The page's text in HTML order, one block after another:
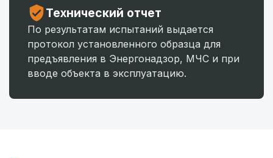
Технический отчет
По результатам испытаний выдается
протокол установленного образца для
предъявления в Энергонадзор, МЧС и при
вводе объекта в эксплуатацию.